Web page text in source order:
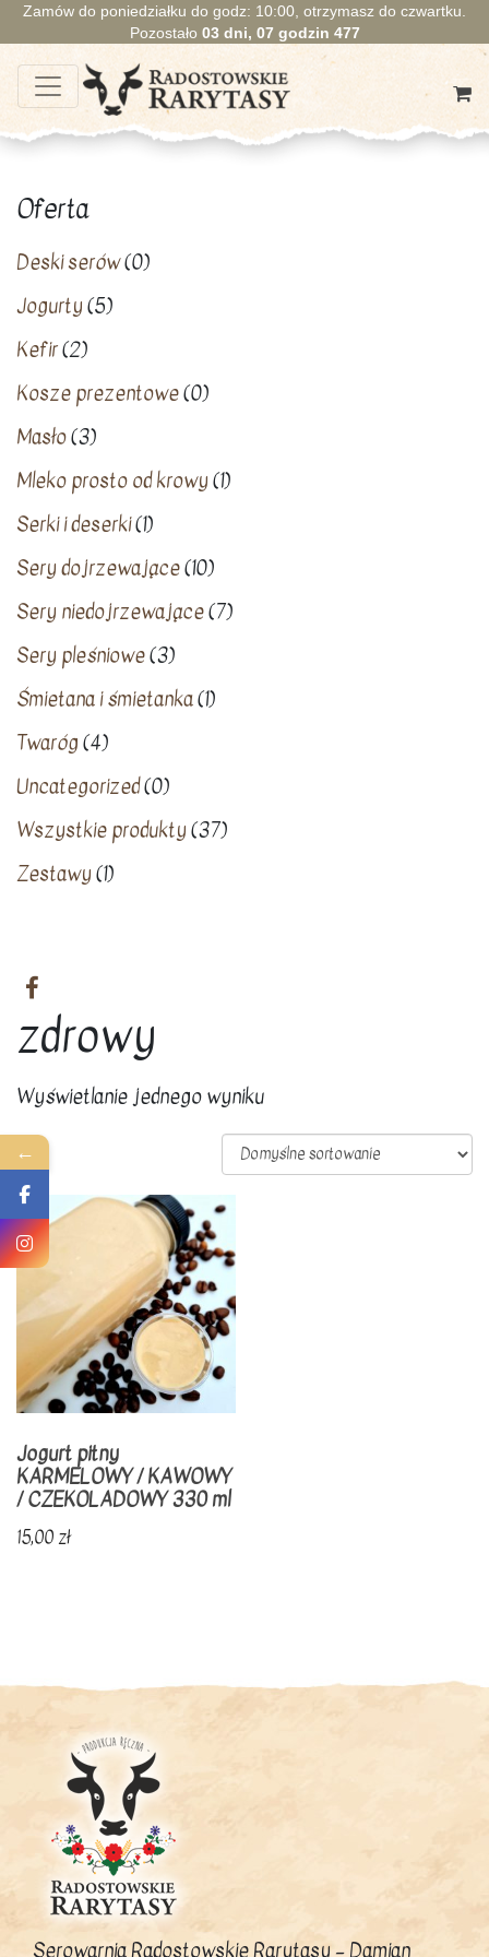
Zamów do poniedziałku do godz: 10:00, otrzymasz do czwartku.
Pozostało 03dni, 07 godzin 477
Oferta
Deski serów(0)
Jogurty(5)
Kefir(2)
Kosze prezentowe(0)
Masło(3)
Mleko prosto od krowy(1)
Serki i deserki(1)
Sery dojrzewające(10)
Sery niedojrzewające(7)
Sery pleśniowe(3)
Śmietana i śmietanka(1)
Twaróg(4)
Uncategorized(0)
Wszystkie produkty(37)
Zestawy(1)
zdrowy
Wyświetlanie jednego wyniku
Jogurt pitny
KARMELOWY / KAWOWY
/ CZEKOLADOWY 330 ml
15,00zł
wiele
można
wybrać
stronie
produktu
Serowarnia Radostowskie Rarytasy – Damian
←